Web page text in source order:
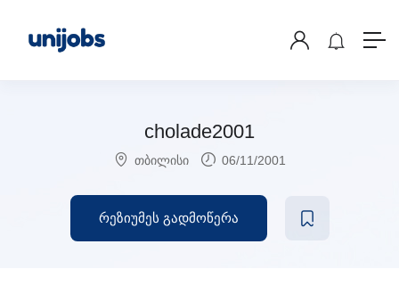
cholade2001
თბილისი 06/11/2001
რეზიუმეს გადმოწერა